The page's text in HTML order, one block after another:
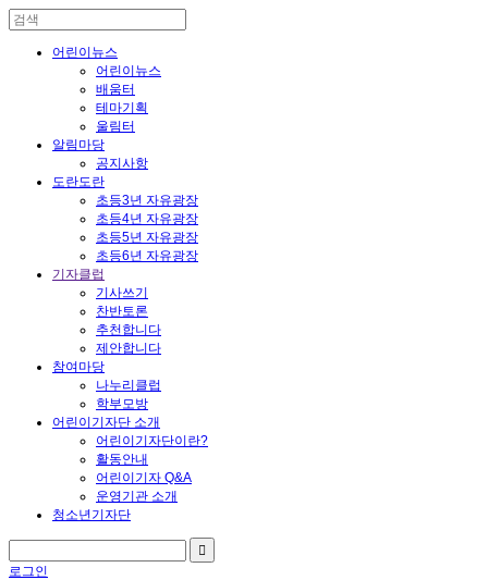
어린이뉴스
어린이뉴스
배움터
테마기획
울림터
알림마당
공지사항
도란도란
초등3년 자유광장
초등4년 자유광장
초등5년 자유광장
초등6년 자유광장
기자클럽
기사쓰기
찬반토론
추천합니다
제안합니다
참여마당
나누리클럽
학부모방
어린이기자단 소개
어린이기자단이란?
활동안내
어린이기자 Q&A
운영기관 소개
청소년기자단
로그인